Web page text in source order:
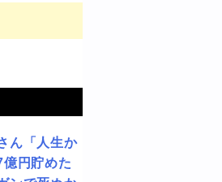
ん「人生か
億円貯めた